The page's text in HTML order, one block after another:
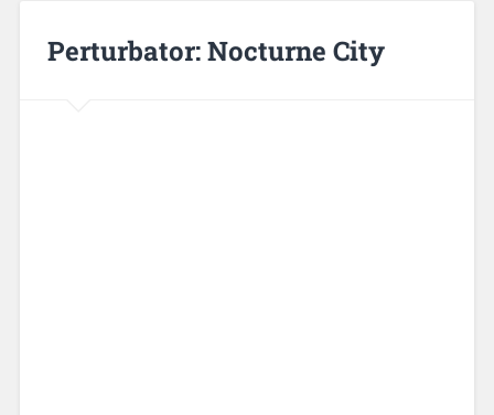
Perturbator: Nocturne City